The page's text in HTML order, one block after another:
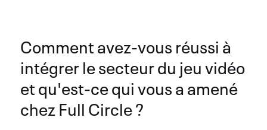
Comment avez-vous réussi à
intégrer le secteur du jeu vidéo
et qu'est-ce qui vous a amené
chez Full Circle ?